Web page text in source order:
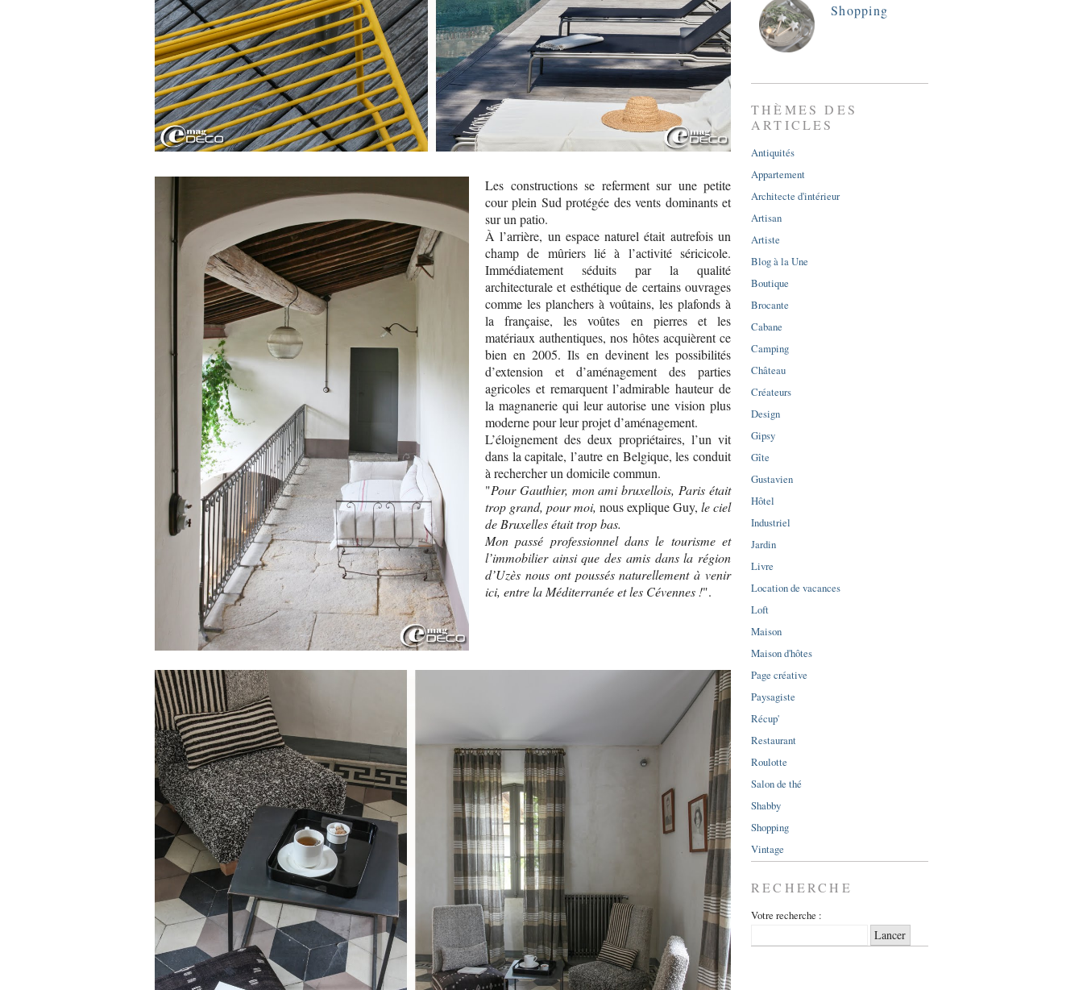
Les constructions se referment sur une petite
cour plein Sud protégée des vents dominants et
sur un patio.
À l’arrière, un espace naturel était autrefois un
champ de mûriers lié à l’activité séricicole.
Immédiatement séduits par la qualité
architecturale et esthétique de certains ouvrages
comme les planchers à voûtains, les plafonds à
la française, les voûtes en pierres et les
matériaux authentiques, nos hôtes acquièrent ce
bien en 2005. Ils en devinent les possibilités
d’extension et d’aménagement des parties
agricoles et remarquent l’admirable hauteur de
la magnanerie qui leur autorise une vision plus
moderne pour leur projet d’aménagement.
L’éloignement des deux propriétaires, l’un vit
dans la capitale, l’autre en Belgique, les conduit
à rechercher un domicile commun.
"Pour Gauthier, mon ami bruxellois, Paris était
trop grand, pour moi, nous explique Guy, le ciel
de Bruxelles était trop bas.
Mon passé professionnel dans le tourisme et
l’immobilier ainsi que des amis dans la région
d’Uzès nous ont poussés naturellement à venir
ici, entre la Méditerranée et les Cévennes !".
Shopping
THÈMES DES
ARTICLES
Antiquités
Appartement
Architecte d'intérieur
Artisan
Artiste
Blog à la Une
Boutique
Brocante
Cabane
Camping
Château
Créateurs
Design
Gipsy
Gîte
Gustavien
Hôtel
Industriel
Jardin
Livre
Location de vacances
Loft
Maison
Maison d'hôtes
Page créative
Paysagiste
Récup'
Restaurant
Roulotte
Salon de thé
Shabby
Shopping
Vintage
RECHERCHE
Votre recherche :